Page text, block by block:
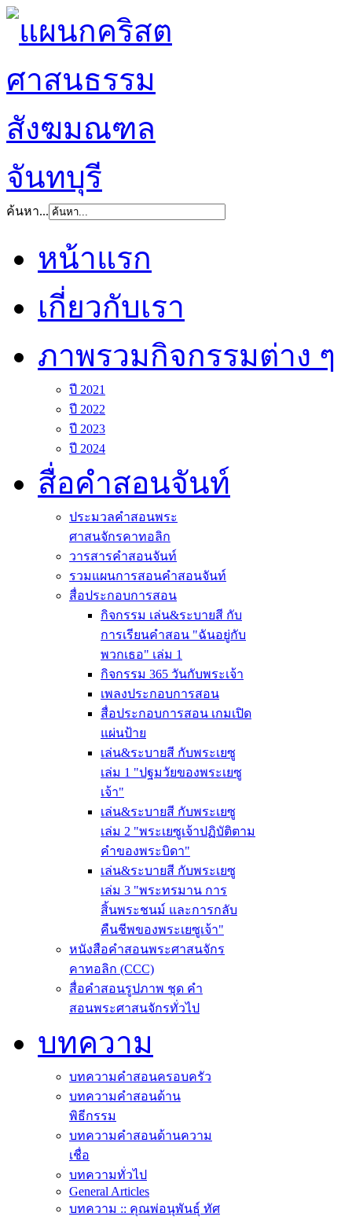
ค้นหา...
หน้าแรก
เกี่ยวกับเรา
ภาพรวมกิจกรรมต่าง ๆ
ปี 2021
ปี 2022
ปี 2023
ปี 2024
สื่อคำสอนจันท์
ประมวลคำสอนพระ
ศาสนจักรคาทอลิก
วารสารคำสอนจันท์
รวมแผนการสอนคำสอนจันท์
สื่อประกอบการสอน
กิจกรรม เล่น&ระบายสี กับ
การเรียนคำสอน "ฉันอยู่กับ
พวกเธอ" เล่ม 1
กิจกรรม 365 วันกับพระเจ้า
เพลงประกอบการสอน
สื่อประกอบการสอน เกมเปิด
แผ่นป้าย
เล่น&ระบายสี กับพระเยซู
เล่ม 1 "ปฐมวัยของพระเยซู
เจ้า"
เล่น&ระบายสี กับพระเยซู
เล่ม 2 "พระเยซูเจ้าปฏิบัติตาม
คำของพระบิดา"
เล่น&ระบายสี กับพระเยซู
เล่ม 3 "พระทรมาน การ
สิ้นพระชนม์ และการกลับ
คืนชีพของพระเยซูเจ้า"
หนังสือคำสอนพระศาสนจักร
คาทอลิก (CCC)
สื่อคำสอนรูปภาพ ชุด คำ
สอนพระศาสนจักรทั่วไป
บทความ
บทความคำสอนครอบครัว
บทความคำสอนด้าน
พิธีกรรม
บทความคำสอนด้านความ
เชื่อ
บทความทั่วไป
General Articles
บทความ :: คุณพ่อนุพันธุ์ ทัศ